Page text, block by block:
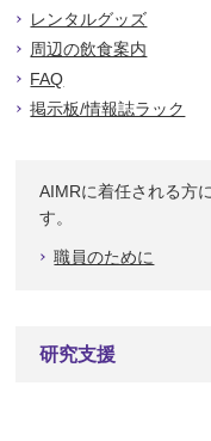
レンタルグッズ
周辺の飲食案内
FAQ
掲示板/情報誌ラック
AIMRに着任される方
す。
職員のために
研究支援